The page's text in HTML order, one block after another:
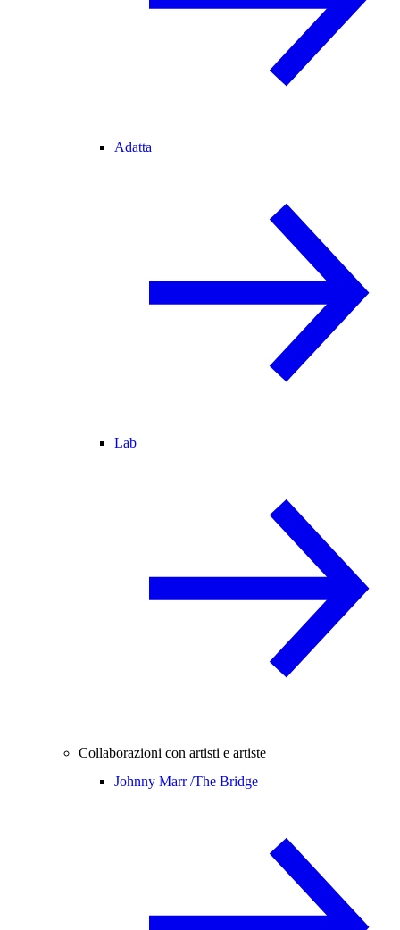
Adatta
Lab
Collaborazioni con artisti e artiste
Johnny Marr /The Bridge